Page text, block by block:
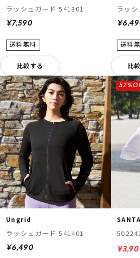
ラッシュガード 541301
¥7,590
比較する
ラッ
比
Ungrid
ラッシュガード 541401
¥6,490